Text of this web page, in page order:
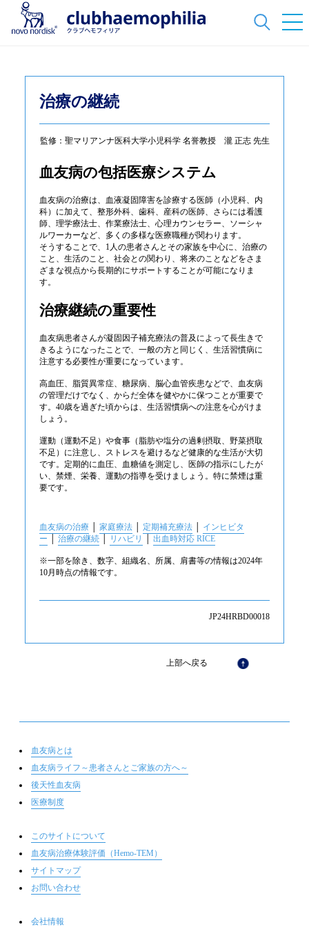
治療の継続
監修：聖マリアンナ医科大学小児科学 名誉教授 瀧 正志 先生
血友病の包括医療システム
血友病の治療は、血液凝固障害を診療する医師（小児科、内
科）に加えて、整形外科、歯科、産科の医師、さらには看護
師、理学療法士、作業療法士、心理カウンセラー、ソーシャ
ルワーカーなど、多くの多様な医療職種が関わります。
そうすることで、1人の患者さんとその家族を中心に、治療の
こと、生活のこと、社会との関わり、将来のことなどをさま
ざまな視点から長期的にサポートすることが可能になりま
す。
治療継続の重要性
血友病患者さんが凝固因子補充療法の普及によって長生きで
きるようになったことで、一般の方と同じく、生活習慣病に
注意する必要性が重要になっています。
高血圧、脂質異常症、糖尿病、脳心血管疾患などで、血友病
の管理だけでなく、からだ全体を健やかに保つことが重要で
す。40歳を過ぎた頃からは、生活習慣病への注意を心がけま
しょう。
運動（運動不足）や食事（脂肪や塩分の過剰摂取、野菜摂取
不足）に注意し、ストレスを避けるなど健康的な生活が大切
です。定期的に血圧、血糖値を測定し、医師の指示にしたが
い、禁煙、栄養、運動の指導を受けましょう。特に禁煙は重
要です。
血友病の治療│ 家庭療法│ 定期補充療法│ インヒビタ
ー
治療の継続│ リハビリ 出血時対応 RICE
※一部を除き、数字、組織名、所属、肩書等の情報は2024年
10月時点の情報です。
JP24HRBD00018
上部へ戻る
血友病とは
血友病ライフ～患者さんとご家族の方へ～
後天性血友病
医療制度
このサイトについて
血友病治療体験評価（Hemo-TEM）
サイトマップ
お問い合わせ
会社情報